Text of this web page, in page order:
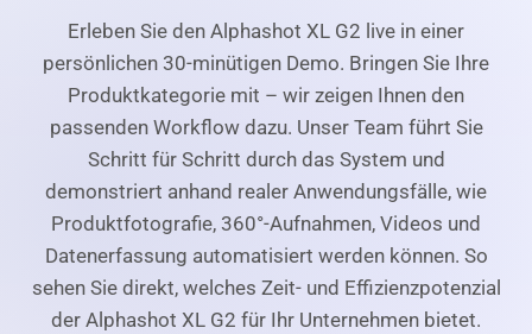
KI eingesetzt wird. Das physische Produkt bleibt
stets die Grundlage aller Bilder und Daten –
präzise, nachvollziehbar und authentisch.
erfasst das Gewicht mit ±5 g und AI OCR liest
Produktbeschreibungen, Barcodes sowie
Compliance-Daten von Verpackungen und
Etiketten aus. Alle Informationen werden
Alphashot XL G2 eignet sich, wenn der
Schwerpunkt auf der Produktfotografie liegt und
Produktdaten bereits aus anderen Quellen
vorliegen. Mit dem Alphashot XL G2 MDC
erfassen Sie Produktbilder und Stammdaten
gleichzeitig und stellen diese direkt für Ihre PIM-,
Erleben Sie den Alphashot XL G2 live in einer
persönlichen 30-minütigen Demo. Bringen Sie Ihre
Produktkategorie mit – wir zeigen Ihnen den
passenden Workflow dazu. Unser Team führt Sie
Schritt für Schritt durch das System und
demonstriert anhand realer Anwendungsfälle, wie
Produktfotografie, 360°-Aufnahmen, Videos und
Datenerfassung automatisiert werden können. So
sehen Sie direkt, welches Zeit- und Effizienzpotenzial
der Alphashot XL G2 für Ihr Unternehmen bietet.